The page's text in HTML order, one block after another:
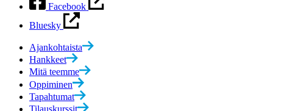
Facebook
Bluesky
Ajankohtaista
Hankkeet
Mitä teemme
Oppiminen
Tapahtumat
Tilauskurssit